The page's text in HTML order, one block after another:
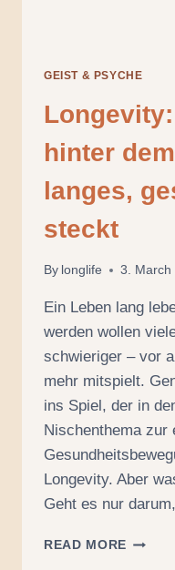
GEIST & PSYCHE
hinter
langes,
steckt
By longlife 3. March
Ein Leben lang
werden wollen
schwieriger – vor
mehr mitspielt.
ins Spiel, der in
Nischenthema zur
Longevity. Aber
Geht es nur
READ MORE